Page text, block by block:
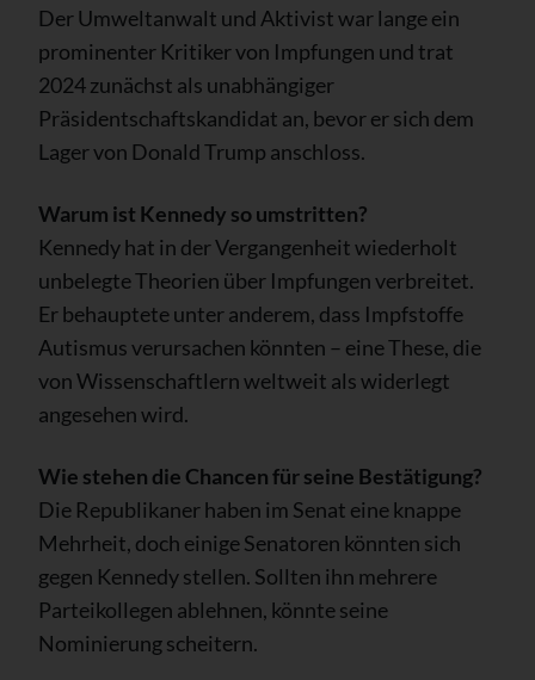
Der Umweltanwalt und Aktivist war lange ein
prominenter Kritiker von Impfungen und trat
2024 zunächst als unabhängiger
Präsidentschaftskandidat an, bevor er sich dem
Lager von Donald Trump anschloss.
Warum ist Kennedy so umstritten?
Kennedy hat in der Vergangenheit wiederholt
unbelegte Theorien über Impfungen verbreitet.
Er behauptete unter anderem, dass Impfstoffe
Autismus verursachen könnten – eine These, die
von Wissenschaftlern weltweit als widerlegt
angesehen wird.
Wie stehen die Chancen für seine Bestätigung?
Die Republikaner haben im Senat eine knappe
Mehrheit, doch einige Senatoren könnten sich
gegen Kennedy stellen. Sollten ihn mehrere
Parteikollegen ablehnen, könnte seine
Nominierung scheitern.